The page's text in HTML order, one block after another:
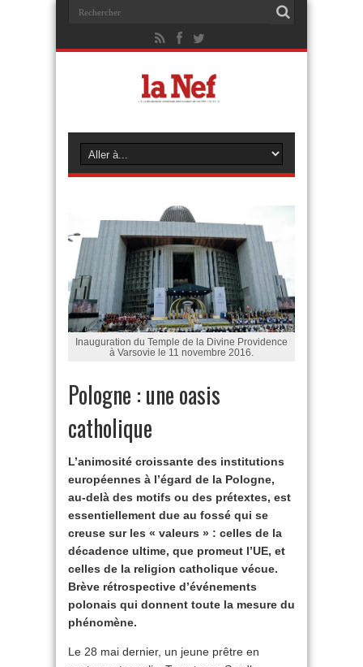
Inauguration du Temple de la Divine Providence
à Varsovie le 11 novembre 2016.
Pologne : une oasis
catholique
L’animosité croissante des institutions
européennes à l’égard de la Pologne,
au-delà des motifs ou des prétextes, est
essentiellement due au fossé qui se
creuse sur les « valeurs » : celles de la
décadence ultime, que promeut l’UE, et
celles de la religion catholique vécue.
Brève rétrospective d’événements
polonais qui donnent toute la mesure du
phénomène.
Le 28 mai dernier, un jeune prêtre en